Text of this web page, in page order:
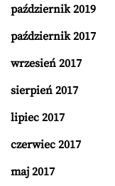
październik 2019
październik 2017
wrzesień 2017
sierpień 2017
lipiec 2017
czerwiec 2017
maj 2017